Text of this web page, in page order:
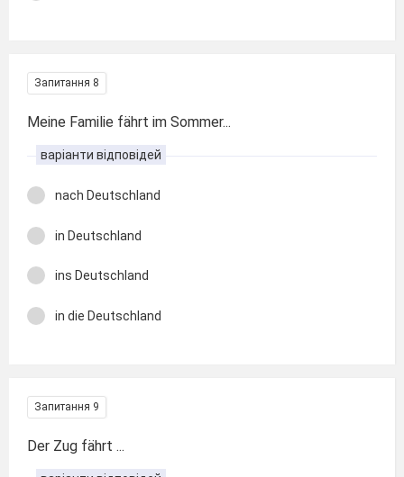
Запитання 8
Meine Familie fährt im Sommer...
варіанти відповідей
nach Deutschland
in Deutschland
ins Deutschland
in die Deutschland
Запитання 9
Der Zug fährt ...